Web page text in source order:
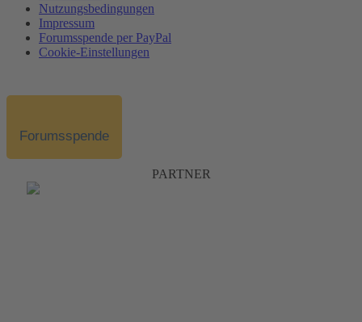
Nutzungsbedingungen
Impressum
Forumsspende per PayPal
Cookie-Einstellungen
Forumsspende
PARTNER